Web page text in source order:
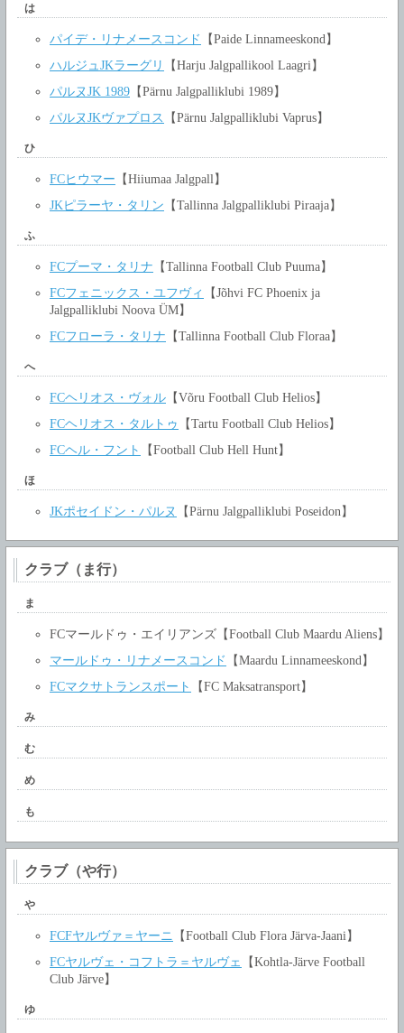
は
パイデ・リナメースコンド
【Paide Linnameeskond】
ハルジュJKラーグリ
【Harju Jalgpallikool Laagri】
パルヌJK 1989 【Pärnu Jalgpalliklubi 1989】
パルヌJKヴァプロス
【Pärnu Jalgpalliklubi Vaprus】
ひ
FCヒウマー 【Hiiumaa Jalgpall】
JKピラーヤ・タリン 【Tallinna Jalgpalliklubi Piraaja】
ふ
FCプーマ・タリナ 【Tallinna Football Club Puuma】
FCフェニックス・ユフヴィ
【Jõhvi FC Phoenix ja
Jalgpalliklubi Noova ÜM】
FCフローラ・タリナ 【Tallinna Football Club Floraa】
へ
FCヘリオス・ヴォル 【Võru Football Club Helios】
FCヘリオス・タルトゥ
【Tartu Football Club Helios】
FCヘル・フント
【Football Club Hell Hunt】
ほ
JKポセイドン・パルヌ 【Pärnu Jalgpalliklubi Poseidon】
クラブ（ま行）
ま
FCマールドゥ・エイリアンズ【Football Club Maardu Aliens】
マールドゥ・リナメースコンド
【Maardu Linnameeskond】
FCマクサトランスポート
【FC Maksatransport】
み
む
め
も
クラブ（や行）
や
FCFヤルヴァ＝ヤーニ 【Football Club Flora Järva-Jaani】
FCヤルヴェ・コフトラ＝ヤルヴェ
【Kohtla-Järve Football
Club Järve】
ゆ